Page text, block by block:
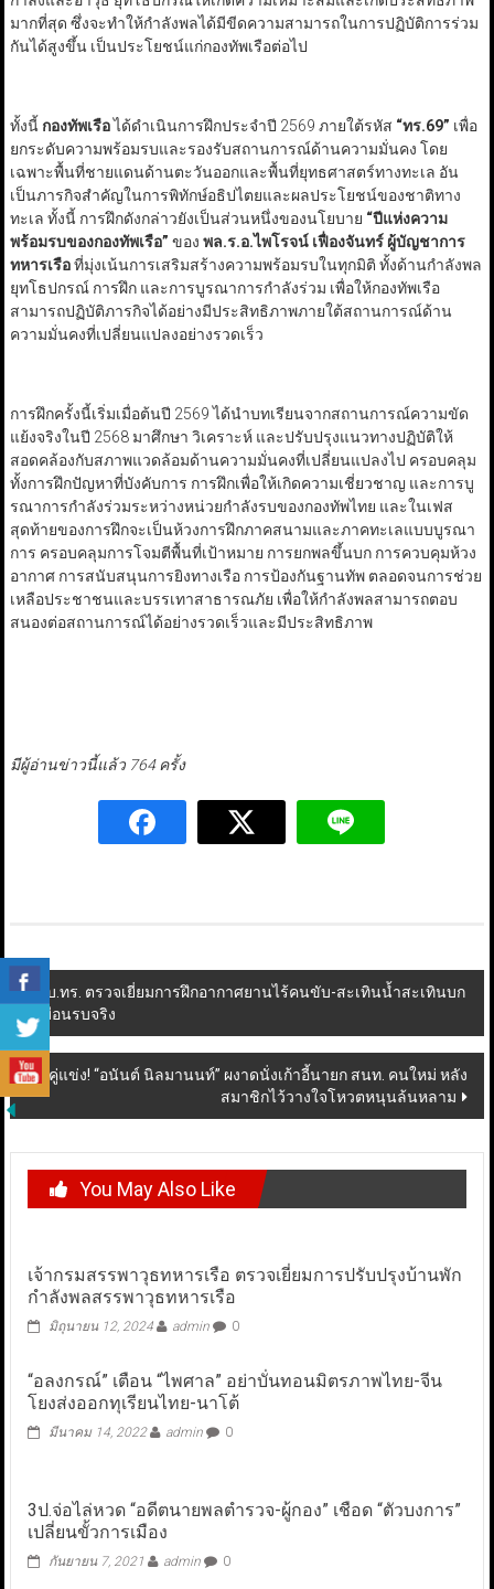
มากที่สุด ซึ่งจะทำให้กำลังพลได้มีขีดความสามารถในการปฏิบัติการร่วม
กันได้สูงขึ้น เป็นประโยชน์แก่กองทัพเรือต่อไป
ทั้งนี้ กองทัพเรือได้ดำเนินการฝึกประจำปี 2569 ภายใต้รหัส “ทร.69” เพื่อ
ยกระดับความพร้อมรบและรองรับสถานการณ์ด้านความมั่นคง โดย
เฉพาะพื้นที่ชายแดนด้านตะวันออกและพื้นที่ยุทธศาสตร์ทางทะเล อัน
เป็นภารกิจสำคัญในการพิทักษ์อธิปไตยและผลประโยชน์ของชาติทาง
ทะเล ทั้งนี้ การฝึกดังกล่าวยังเป็นส่วนหนึ่งของนโยบาย “ปีแห่งความ
พร้อมรบของกองทัพเรือ” ของ พล.ร.อ.ไพโรจน์ เฟื่องจันทร์ ผู้บัญชาการ
ทหารเรือที่มุ่งเน้นการเสริมสร้างความพร้อมรบในทุกมิติ ทั้งด้านกำลังพล
ยุทโธปกรณ์ การฝึก และการบูรณาการกำลังร่วม เพื่อให้กองทัพเรือ
สามารถปฏิบัติภารกิจได้อย่างมีประสิทธิภาพภายใต้สถานการณ์ด้าน
ความมั่นคงที่เปลี่ยนแปลงอย่างรวดเร็ว
การฝึกครั้งนี้เริ่มเมื่อต้นปี 2569 ได้นำบทเรียนจากสถานการณ์ความขัด
แย้งจริงในปี 2568 มาศึกษา วิเคราะห์ และปรับปรุงแนวทางปฏิบัติให้
สอดคล้องกับสภาพแวดล้อมด้านความมั่นคงที่เปลี่ยนแปลงไป ครอบคลุม
ทั้งการฝึกปัญหาที่บังคับการ การฝึกเพื่อให้เกิดความเชี่ยวชาญ และการบู
รณาการกำลังร่วมระหว่างหน่วยกำลังรบของกองทัพไทย และในเฟส
สุดท้ายของการฝึกจะเป็นห้วงการฝึกภาคสนามและภาคทะเลแบบบูรณา
การ ครอบคลุมการโจมตีพื้นที่เป้าหมาย การยกพลขึ้นบก การควบคุมห้วง
อากาศ การสนับสนุนการยิงทางเรือ การป้องกันฐานทัพ ตลอดจนการช่วย
เหลือประชาชนและบรรเทาสาธารณภัย เพื่อให้กำลังพลสามารถตอบ
สนองต่อสถานการณ์ได้อย่างรวดเร็วและมีประสิทธิภาพ
มีผู้อ่านข่าวนี้แล้ว 764 ครั้ง
Post
navigation
ผบ.ทร. ตรวจเยี่ยมการฝึกอากาศยานไร้คนขับ-สะเทินน้ำสะเทินบก
เสมือนรบจริง
ไร้คู่แข่ง! “อนันต์ นิลมานนท์” ผงาดนั่งเก้าอี้นายก สนท. คนใหม่ หลัง
สมาชิกไว้วางใจโหวตหนุนล้นหลาม
You May Also Like
เจ้ากรมสรรพาวุธทหารเรือ ตรวจเยี่ยมการปรับปรุงบ้านพัก
กำลังพลสรรพาวุธทหารเรือ
มิถุนายน 12, 2024 admin 0
“อลงกรณ์” เตือน “ไพศาล” อย่าบั่นทอนมิตรภาพไทย-จีน
โยงส่งออกทุเรียนไทย-นาโต้
มีนาคม 14, 2022 admin 0
3ป.จ่อไล่หวด “อดีตนายพลตำรวจ-ผู้กอง” เชือด “ตัวบงการ”
เปลี่ยนขั้วการเมือง
กันยายน 7, 2021 admin 0